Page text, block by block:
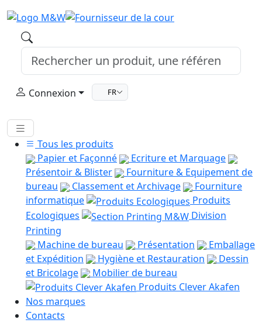
Connexion FR
Tous les produits
Papier et Façonné
Ecriture et Marquage
Présentoir & Blister
Fourniture & Equipement de
bureau
Classement et Archivage
Fourniture
informatique
Produits
Ecologiques
Division
Printing
Machine de bureau
Présentation
Emballage
et Expédition
Hygiène et Restauration
Dessin
et Bricolage
Mobilier de bureau
Produits Clever Akafen
Nos marques
Contacts